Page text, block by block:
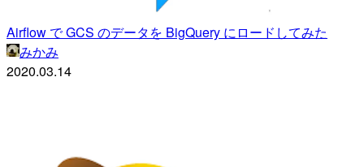
Airflow で GCS のデータを BigQuery にロードしてみた
みかみ
2020.03.14